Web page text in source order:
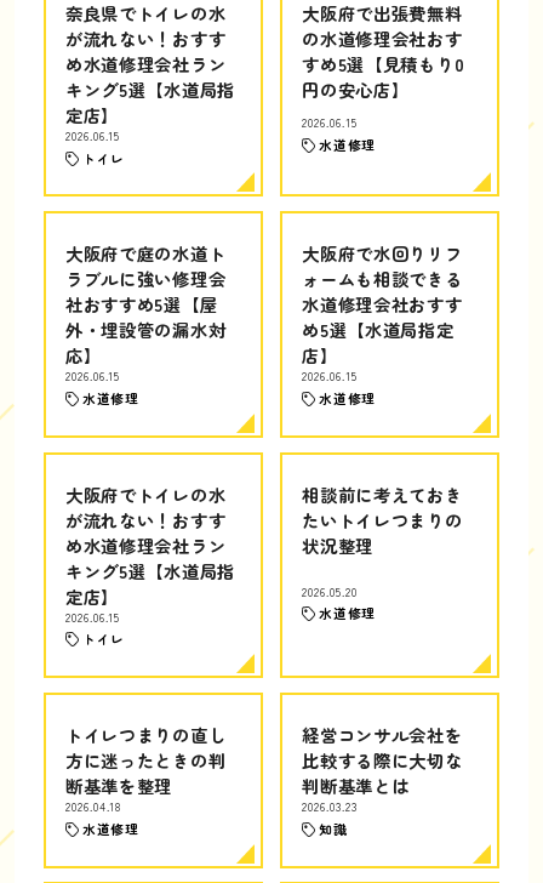
奈良県でトイレの水
が流れない！おすす
め水道修理会社ラン
キング5選【水道局指
定店】
2026.06.15
トイレ
大阪府で出張費無料
の水道修理会社おす
すめ5選【見積もり0
円の安心店】
2026.06.15
水道修理
大阪府で庭の水道ト
ラブルに強い修理会
社おすすめ5選【屋
外・埋設管の漏水対
応】
2026.06.15
水道修理
大阪府で水回りリフ
ォームも相談できる
水道修理会社おすす
め5選【水道局指定
店】
2026.06.15
水道修理
大阪府でトイレの水
が流れない！おすす
め水道修理会社ラン
キング5選【水道局指
定店】
2026.06.15
トイレ
相談前に考えておき
たいトイレつまりの
状況整理
2026.05.20
水道修理
トイレつまりの直し
方に迷ったときの判
断基準を整理
2026.04.18
水道修理
経営コンサル会社を
比較する際に大切な
判断基準とは
2026.03.23
知識